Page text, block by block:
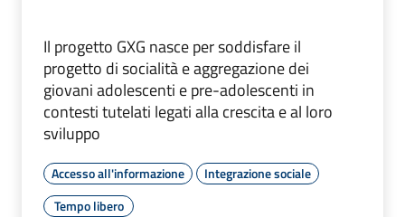
Il progetto GXG nasce per soddisfare il
progetto di socialità e aggregazione dei
giovani adolescenti e pre-adolescenti in
contesti tutelati legati alla crescita e al loro
sviluppo
Accesso all'informazione
Integrazione sociale
Tempo libero